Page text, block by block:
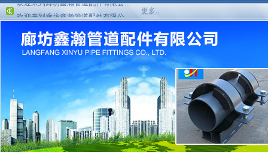
欢迎来到廊坊鑫瀚管道配件有限公...
更多..